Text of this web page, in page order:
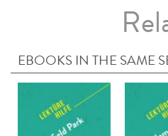
EBOOKS IN THE SAME